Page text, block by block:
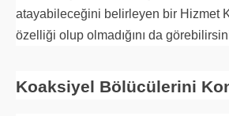
atayabileceğini belirleyen bir Hizmet
özelliği olup olmadığını da
Koaksiyel Bölücülerini